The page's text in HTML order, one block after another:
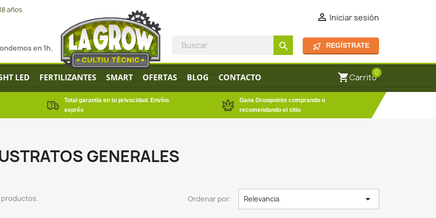
años.
 Iniciar sesión
search REGÍSTRATE
en 1h.
LED FERTILIZANTES SMART OFERTAS BLOG CONTACTO shopping_cartCarrito0
Total garantia en tu privacidad. Envíos
exprés
Gana Growpoints comprando o
recomendando el sitio
GENERALES
productos. Ordenar por: Relevancia 